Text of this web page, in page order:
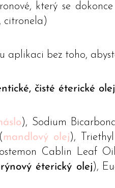
který se
citronela)
aplikaci bez toho,
čisté éterické
), Sodium
mandlový olej),
Cablin Leaf
éterický olej),